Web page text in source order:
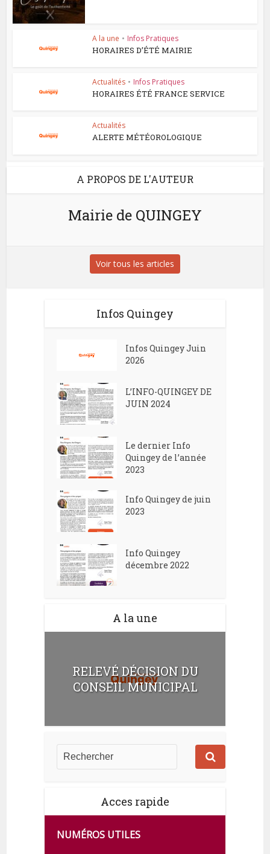
A la une • Infos Pratiques
HORAIRES D’ÉTÉ MAIRIE
Actualités • Infos Pratiques
HORAIRES ÉTÉ FRANCE SERVICE
Actualités
ALERTE MÉTÉOROLOGIQUE
A PROPOS DE L'AUTEUR
Mairie de QUINGEY
Voir tous les articles
Infos Quingey
Infos Quingey Juin
2026
L’INFO-QUINGEY DE
JUIN 2024
Le dernier Info
Quingey de l’année
2023
Info Quingey de juin
2023
Info Quingey
décembre 2022
A la une
RELEVÉ DÉCISION DU
CONSEIL MUNICIPAL
Acces rapide
NUMÉROS UTILES